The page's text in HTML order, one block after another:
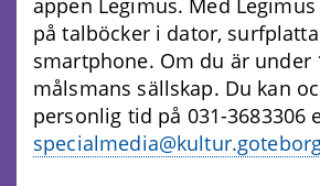
på talböcker i dator,
smartphone. Om du är under
målsmans sällskap. Du kan
personlig tid på 031-3683306